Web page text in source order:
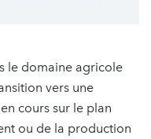
le domaine agricole
vers une
cours sur le plan
ou de la production